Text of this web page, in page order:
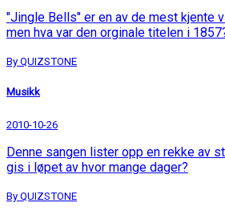
"Jingle Bells" er en av de mest kjente
men hva var den orginale titelen i
By QUIZSTONE
Musikk
2010-10-26
Denne sangen lister opp en rekke av
gis i løpet av hvor mange dager?
By QUIZSTONE